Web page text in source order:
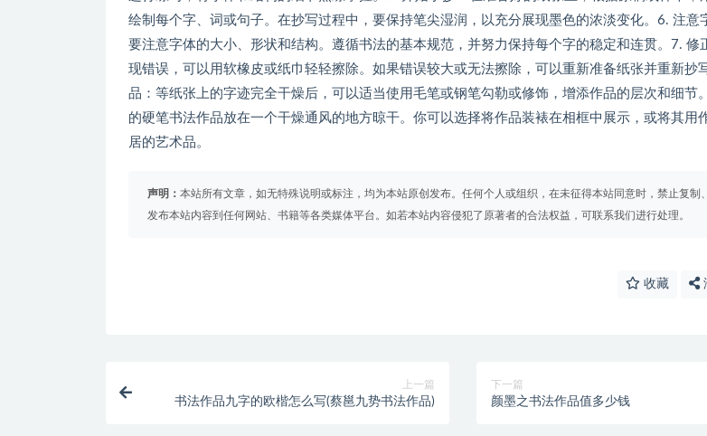
绘制每个字、词或句子。在抄写过程中，要保持笔尖湿润，以充分展现墨色的浓淡变化。6. 注意
要注意字体的大小、形状和结构。遵循书法的基本规范，并努力保持每个字的稳定和连贯。7. 修
现错误，可以用软橡皮或纸巾轻轻擦除。如果错误较大或无法擦除，可以重新准备纸张并重新抄
品：等纸张上的字迹完全干燥后，可以适当使用毛笔或钢笔勾勒或修饰，增添作品的层次和细节
的硬笔书法作品放在一个干燥通风的地方晾干。你可以选择将作品装裱在相框中展示，或将其用
居的艺术品。
声明： 本站所有文章，如无特殊说明或标注，均为本站原创发布。任何个人或组织，在未征得本站同意时，禁止复制
发布本站内容到任何网站、书籍等各类媒体平台。如若本站内容侵犯了原著者的合法权益，可联系我们进行处理。
收藏
上一篇
书法作品九字的欧楷怎么写(蔡邕九势书法作品)
下一篇
颜墨之书法作品值多少钱